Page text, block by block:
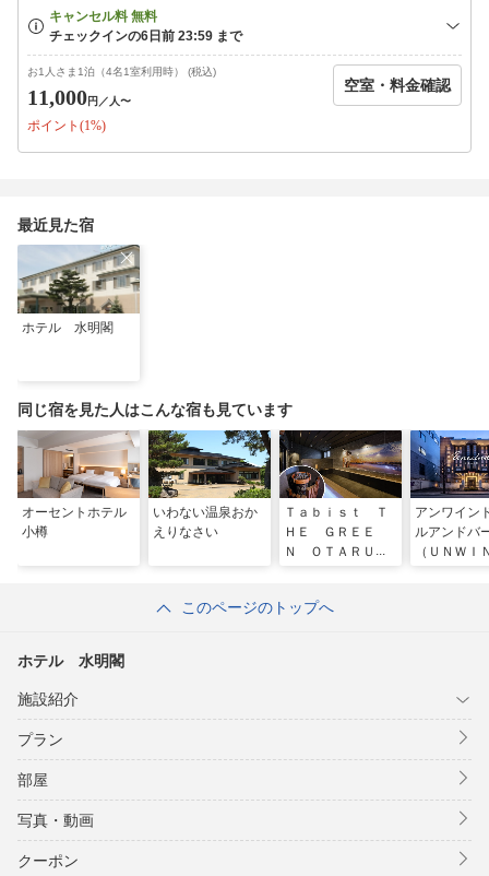
００迄)
■ご案内■
◆ＪＲ余市駅より約３キロ。車で約５分。
（ご送迎は致しておりません。ホテル迄はタクシーをご利用くだ
さい）
◆札幌西IC〜仁木IC経由で約４５分。仁木ICよりホテル迄、約
◆最寄りのバス停は仁木郵便局です（徒歩約２０分）
◆ニッカウヰスキー北海道工場余市蒸留所
※事前予約のみ見学可能。（ホームページより要予約にて）
余市駅前より徒歩１分。ホテルより約３キロ、車で約５分。
（2026年4月1日宿泊分より、北海道宿泊税として、1名様御一泊
お1人さま1泊（4名1室利用時） (税込)
11,000円 ／人〜
ポイント(1%)
空室・料金確認
最近見た宿
ホテル 水明閣
同じ宿を見た人はこんな宿も見ています
オーセントホテル
小樽
いわない温泉おか
えりなさい
Ｔａｂｉｓｔ Ｔ
ＨＥ ＧＲＥＥ
Ｎ ＯＴＡＲＵ
アンワイン
ルアンドバ
（ＵＮＷ
このページのトップへ
ホテル 水明閣
施設紹介
プラン
部屋
写真・動画
クーポン